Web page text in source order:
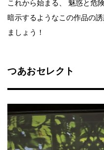
これから始まる、 魅惑と危
暗示するようなこの作品の
ましょう！
つあおセレクト